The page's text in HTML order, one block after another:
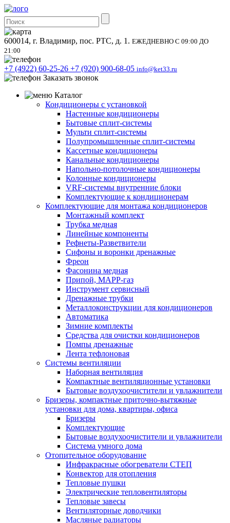
600014, г. Владимир, пос. РТС, д. 1. ЕЖЕДНЕВНО С 09:00 ДО
21:00
+7 (4922) 60-25-26 +7 (920) 900-68-05 info@ket33.ru
Заказать звонок
Каталог
Кондиционеры с установкой
Настенные кондиционеры
Бытовые сплит-системы
Мульти сплит-системы
Полупромышленные сплит-системы
Кассетные кондиционеры
Канальные кондиционеры
Напольно-потолочные кондиционеры
Колонные кондиционеры
VRF-системы внутренние блоки
Комплектующие к кондиционерам
Комплектующие для монтажа кондиционеров
Монтажный комплект
Трубка медная
Линейные компоненты
Рефнеты-Разветвители
Сифоны и воронки дренажные
Фреон
Фасонина медная
Припой, МАРР-газ
Инструмент сервисный
Дренажные трубки
Металлоконструкции для кондиционеров
Автоматика
Зимние комплекты
Средства для очистки кондиционеров
Помпы дренажные
Лента тефлоновая
Системы вентиляции
Наборная вентиляция
Компактные вентиляционные установки
Бытовые воздухоочистители и увлажнители
Бризеры, компактные приточно-вытяжные
установки для дома, квартиры, офиса
Бризеры
Комплектующие
Бытовые воздухоочистители и увлажнители
Система умного дома
Отопительное оборудование
Инфракрасные обогреватели СТЕП
Конвектор для отопления
Тепловые пушки
Электрические тепловентиляторы
Тепловые завесы
Вентиляторные доводчики
Масляные радиаторы